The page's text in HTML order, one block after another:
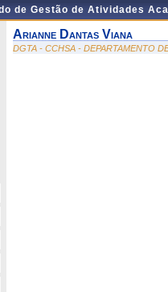
de Gestão de Atividades
Arianne Dantas Viana
DGTA - CCHSA - DEPARTAMENTO